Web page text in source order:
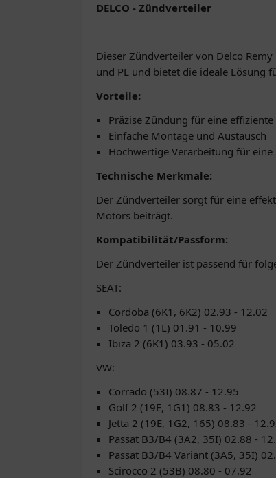
DELCO - Zündverteiler
Dieser Zündverteiler von Delco
und PL und bietet die ideale Lösung
Vorteile:
Präzise Zündung für eine
Einfache Montage und Austausch
Hochwertige Verarbeitung für eine
Technische Merkmale:
Der Zündverteiler sorgt für eine
Motors beiträgt.
Kompatibilität/Passform:
Der Zündverteiler ist passend für
SEAT:
Cordoba (6K1, 6K2) 02.93 - 12.02
Toledo 1 (1L) 01.91 - 10.99
Ibiza 2 (6K1) 03.93 - 05.02
VW:
Corrado (53I) 08.87 - 12.95
Golf 2 (19E, 1G1) 08.83 - 12.92
Jetta 2 (19E, 1G2, 165) 08.83 -
Passat B3/B4 (3A2, 35I) 02.88 -
Passat B3/B4 Variant (3A5, 35I)
Scirocco 2 (53B) 08.80 - 07.92